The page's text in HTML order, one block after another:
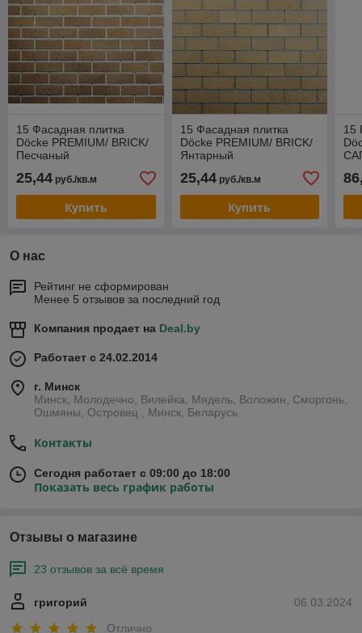
15 Фасадная плитка
Döcke PREMIUM/ BRICK/
Песчаный
25,44 руб./кв.м
Купить
15 Фасадная плитка
Döcke PREMIUM/ BRICK/
Янтарный
25,44руб./кв.м
Купить
15
О нас
Рейтинг не сформирован
Менее 5 отзывов за последний год
Компания продает на Deal.by
Работает с 24.02.2014
г. Минск
Минск, Молодечно, Вилейка, Мядель, Воложин, Сморгонь,
Ошмяны, Островец , Минск, Беларусь
Контакты
Сегодня работает с 09:00 до 18:00
Показать весь график работы
Отзывы о магазине
23 отзывов за всё время
06.03.2024
григорий
Отлично